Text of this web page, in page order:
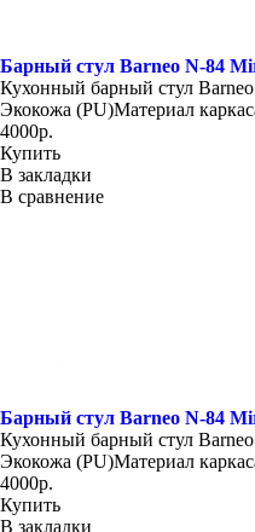
Барный стул Barneo N-84
Кухонный барный стул
Экокожа (PU)Материал
4000р.
Купить
В закладки
В сравнение
Барный стул Barneo N-84
Кухонный барный стул
Экокожа (PU)Материал
4000р.
Купить
В закладки